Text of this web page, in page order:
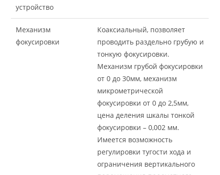
устройство
Механизм
фокусировки
Коаксиальный, позволяет
проводить раздельно грубую и
тонкую фокусировки.
Механизм грубой фокусировки
от 0 до 30мм, механизм
микрометрической
фокусировки от 0 до 2,5мм,
цена деления шкалы тонкой
фокусировки – 0,002 мм.
Имеется возможность
регулировки тугости хода и
ограничения вертикального